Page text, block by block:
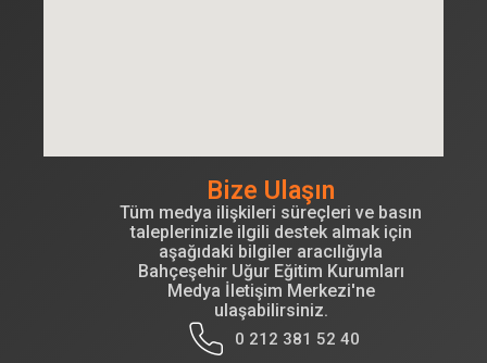
Bize Ulaşın
Tüm medya ilişkileri süreçleri ve basın
taleplerinizle ilgili destek almak için
aşağıdaki bilgiler aracılığıyla
Bahçeşehir Uğur Eğitim Kurumları
Medya İletişim Merkezi'ne
ulaşabilirsiniz.
0 212 381 52 40